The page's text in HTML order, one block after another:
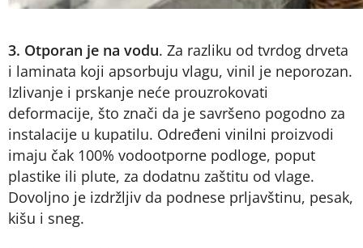
3. Otporan je na vodu. Za razliku od tvrdog drveta
i laminata koji apsorbuju vlagu, vinil je neporozan.
Izlivanje i prskanje neće prouzrokovati
deformacije, što znači da je savršeno pogodno za
instalacije u kupatilu. Određeni vinilni proizvodi
imaju čak 100% vodootporne podloge, poput
plastike ili plute, za dodatnu zaštitu od vlage.
Dovoljno je izdržljiv da podnese prljavštinu, pesak,
kišu i sneg.